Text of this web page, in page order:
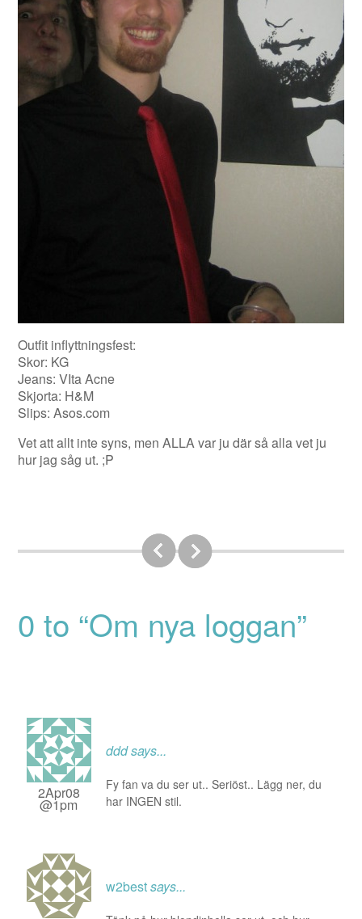
Outfit inflyttningsfest:
Skor: KG
Jeans: VIta Acne
Skjorta: H&M
Slips: Asos.com
Vet att allt inte syns, men ALLA var ju där så alla vet ju
hur jag såg ut. ;P
0 to “Om nya loggan”
2Apr08
@1pm
dddsays...
Fy fan va du ser ut.. Seriöst.. Lägg ner, du
har INGEN stil.
w2bestsays...